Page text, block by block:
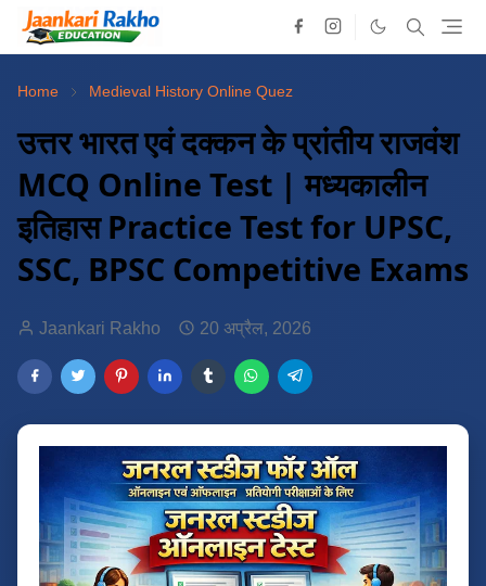
Home Medieval History Online Quez
उत्तर भारत एवं दक्कन के प्रांतीय राजवंश
MCQ Online Test | मध्यकालीन
इतिहास Practice Test for UPSC,
SSC, BPSC Competitive Exams
Jaankari Rakho 20 अप्रैल, 2026